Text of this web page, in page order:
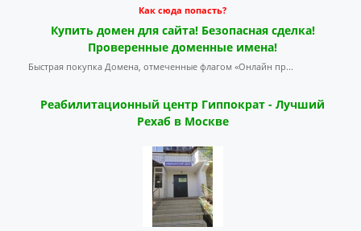
Как сюда попасть?
Купить домен для сайта! Безопасная сделка!
Проверенные доменные имена!
Быстрая покупка Домена, отмеченные флагом «Онлайн пр...
Реабилитационный центр Гиппократ - Лучший
Рехаб в Москве